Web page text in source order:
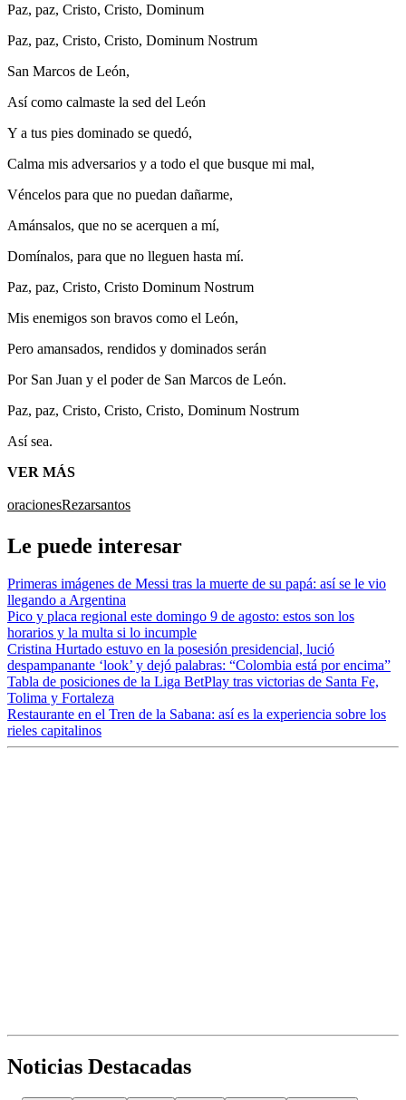
Paz, paz, Cristo, Cristo, Dominum
Paz, paz, Cristo, Cristo, Dominum Nostrum
San Marcos de León,
Así como calmaste la sed del León
Y a tus pies dominado se quedó,
Calma mis adversarios y a todo el que busque mi mal,
Véncelos para que no puedan dañarme,
Amánsalos, que no se acerquen a mí,
Domínalos, para que no lleguen hasta mí.
Paz, paz, Cristo, Cristo Dominum Nostrum
Mis enemigos son bravos como el León,
Pero amansados, rendidos y dominados serán
Por San Juan y el poder de San Marcos de León.
Paz, paz, Cristo, Cristo, Cristo, Dominum Nostrum
Así sea.
VER MÁS
oracionesRezarsantos
Le puede interesar
Primeras imágenes de Messi tras la muerte de su papá: así se le vio
llegando a Argentina
Pico y placa regional este domingo 9 de agosto: estos son los
horarios y la multa si lo incumple
Cristina Hurtado estuvo en la posesión presidencial, lució
despampanante ‘look’ y dejó palabras: “Colombia está por encima”
Tabla de posiciones de la Liga BetPlay tras victorias de Santa Fe,
Tolima y Fortaleza
Restaurante en el Tren de la Sabana: así es la experiencia sobre los
rieles capitalinos
Noticias Destacadas